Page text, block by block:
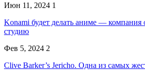
Июн 11, 2024 1
Konami будет делать аниме — компания
студию
Фев 5, 2024 2
Clive Barker’s Jericho. Одна из самых